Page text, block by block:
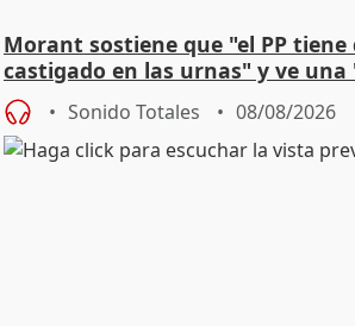
Morant sostiene que "el PP tiene
castigado en las urnas" y ve una
cambio"
Sonido Totales 08/08/2026